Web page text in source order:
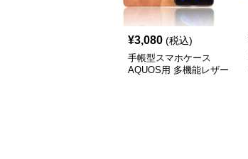
¥3,080 (税込)
手帳型スマホケース
AQUOS用 多機能レザー